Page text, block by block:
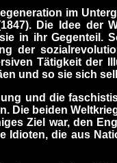
im
Die Idee der
in ihr
der
Tätigkeit der
und so sie sich
und die
beiden
Ziel war, den
Idioten, die aus